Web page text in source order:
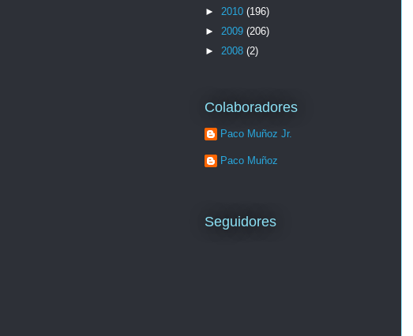
► 2010 (196)
► 2009 (206)
► 2008 (2)
Colaboradores
Paco Muñoz Jr.
Paco Muñoz
Seguidores